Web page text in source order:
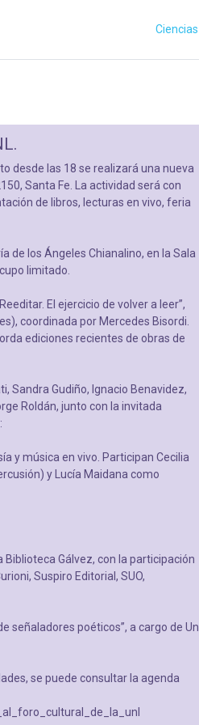
Ciencias
desde las 18 se realizará una nueva
Santa Fe. La actividad será con
de libros, lecturas en vivo, feria
de los Ángeles Chianalino, en la Sala
limitado.
El ejercicio de volver a leer”,
coordinada por Mercedes Bisordi.
ediciones recientes de obras de
Sandra Gudiño, Ignacio Benavidez,
Roldán, junto con la invitada
y música en vivo. Participan Cecilia
y Lucía Maidana como
Gálvez, con la participación
Suspiro Editorial, SUO,
señaladores poéticos”, a cargo de Un
se puede consultar la agenda